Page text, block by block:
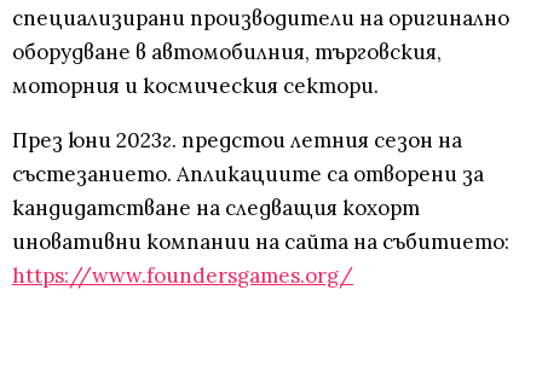
специализирани производители на оригинално
оборудване в автомобилния, търговския,
моторния и космическия сектори.
През юни 2023г. предстои летния сезон на
състезанието. Апликациите са отворени за
кандидатстване на следващия кохорт
иновативни компании на сайта на събитието:
https://www.foundersgames.org/